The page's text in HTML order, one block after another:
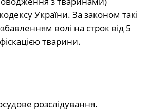
України. За законом такі
волі на строк від 5
тварини.
розслідування.